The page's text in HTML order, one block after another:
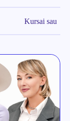
Kursai sau